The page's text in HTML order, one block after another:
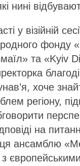
нині
у візійній
фонду
та «Kyiv
хоче
регіону,
на
ансамблю